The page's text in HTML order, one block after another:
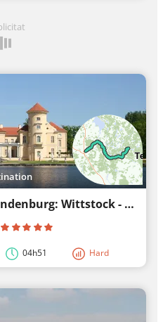
Sixth Stage of Tour Brandenburg: Wittstock - Fürstenberg (Havel)
04h51 Hard